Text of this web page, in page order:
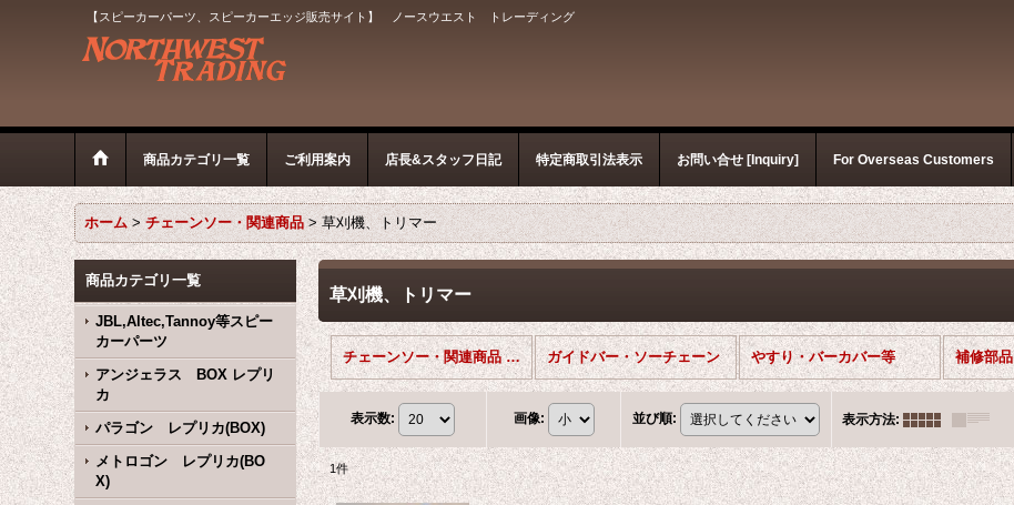
【スピーカーパーツ、スピーカーエッジ販売サイト】 ノースウエスト トレーディング
商品カテゴリ一覧 ご利用案内 店長&スタッフ日記 特定商取引法表示 お問い合せ [Inquiry] For Overseas Customers
ホーム > チェーンソー・関連商品 > 草刈機、トリマー
商品カテゴリ一覧
JBL,Altec,Tannoy等スピー
カーパーツ
アンジェラス BOX レプリ
カ
パラゴン レプリカ(BOX)
メトロゴン レプリカ(BO
X)
草刈機、トリマー
チェーンソー・関連商品 (全商品) ガイドバー・ソーチェーン やすり・バーカバー等 補修部品
表示数: 画像: 並び順: 表示方法:
1件